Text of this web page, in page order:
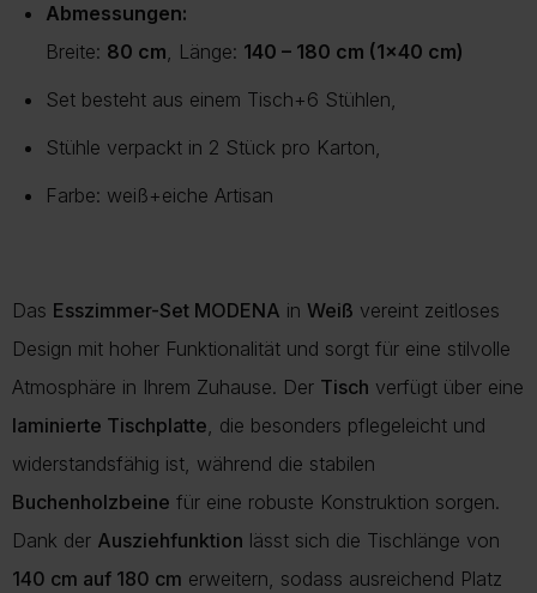
Abmessungen:
Breite: 80 cm, Länge: 140 – 180 cm (1×40 cm)
Set besteht aus einem Tisch+6 Stühlen,
Stühle verpackt in 2 Stück pro Karton,
Farbe: weiß+eiche Artisan
Das Esszimmer-Set MODENA in Weiß vereint zeitloses
Design mit hoher Funktionalität und sorgt für eine stilvolle
Atmosphäre in Ihrem Zuhause. Der Tisch verfügt über eine
laminierte Tischplatte, die besonders pflegeleicht und
widerstandsfähig ist, während die stabilen
Buchenholzbeine für eine robuste Konstruktion sorgen.
Dank der Ausziehfunktion lässt sich die Tischlänge von
140 cm auf 180 cm erweitern, sodass ausreichend Platz